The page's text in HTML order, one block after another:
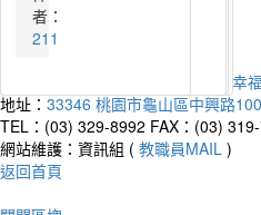
者：
216
者：
216
者：
216
者：
320
者：
216
者：
216
者：
admin
者：
211
者：
211
者：
211
者：
211
者：
211
本月： 1911248
總計： 20122251
桃園市幸
地址： 33346 桃園市龜山區中興路
TEL：(03) 329-8992 FAX：(03)
網站維護：資訊組 ( 教職員MAIL )
返回首頁